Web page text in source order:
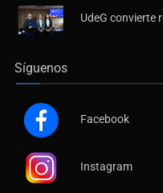
UdeG convierte
Síguenos
Facebook
Instagram